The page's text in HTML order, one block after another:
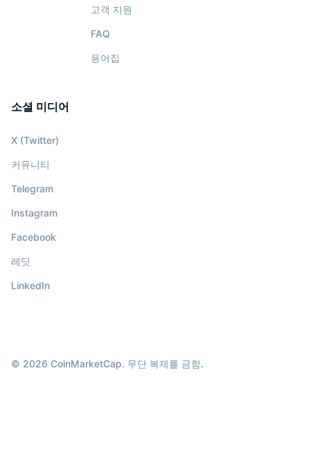
고객 지원
FAQ
용어집
소셜 미디어
X (Twitter)
커뮤니티
Telegram
Instagram
Facebook
레딧
LinkedIn
© 2026 CoinMarketCap. 무단 복제를 금함.